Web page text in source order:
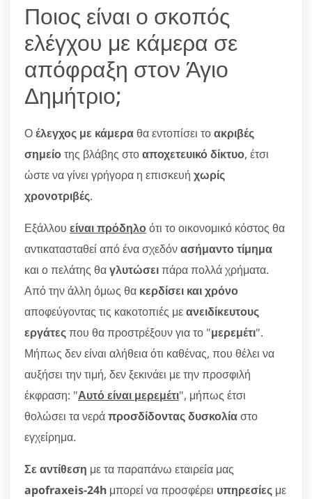
Ποιος είναι ο σκοπός
ελέγχου με κάμερα σε
απόφραξη στον Άγιο
Δημήτριο;
Οέλεγχος με κάμεραθα εντοπίσει τοακριβές
σημείοτης βλάβης στοαποχετευικό δίκτυο, έτσι
ώστε να γίνει γρήγορα η επισκευή χωρίς
χρονοτριβές.
Εξάλλου είναι πρόδηλοότι το οικονομικό κόστος θα
αντικατασταθεί από ένα σχεδόνασήμαντο τίμημα
και ο πελάτης θαγλυτώσειπάρα πολλά χρήματα.
Από την άλλη όμως θα κερδίσει και χρόνο
αποφεύγοντας τις κακοτοπιές μεανειδίκευτους
εργάτεςπου θα προστρέξουν για το "μερεμέτι".
Μήπως δεν είναι αλήθεια ότι καθένας, που θέλει να
αυξήσει την τιμή, δεν ξεκινάει με την προσφιλή
έκφραση: "Αυτό είναι μερεμέτι", μήπως έτσι
θολώσει τα νεράπροσδίδοντας δυσκολίαστο
εγχείρημα.
Σε αντίθεση με τα παραπάνω εταιρεία μας
apofraxeis-24h μπορεί να προσφέρει υπηρεσίες με